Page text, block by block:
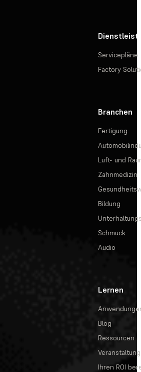
Servicepläne
Factory
Branchen
Fertigung
Luft- und
Zahnmedizin
Bildung
Schmuck
Audio
Lernen
Blog
Ressourcen
Ihren ROI